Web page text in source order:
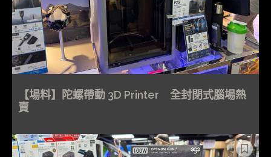
【場料】陀螺帶動 3D Printer 全封閉式腦場熱
賣